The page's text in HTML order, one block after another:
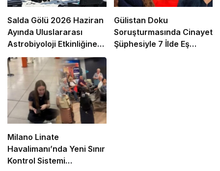
Salda Gölü 2026 Haziran
Ayında Uluslararası
Astrobiyoloji Etkinliğine
Ev Sahipliği Yapacak
Gülistan Doku
Soruşturmasında Cinayet
Şüphesiyle 7 İlde Eş
Milano Linate
Havalimanı’nda Yeni Sınır
Kontrol Sistemi